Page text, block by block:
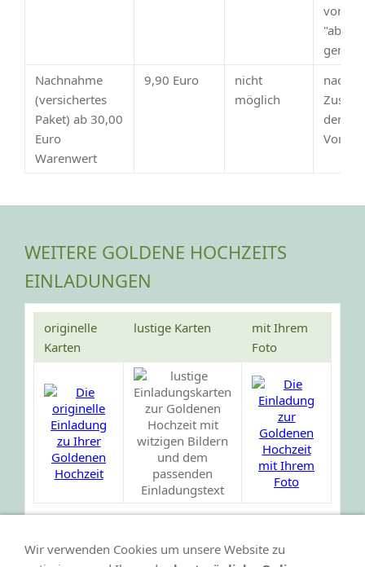
von
Nachnahme
(versichertes
Paket) ab 30,00
Euro
Warenwert
9,90 Euro
nicht
möglich
nach
dem
WEITERE GOLDENE HOCHZEITS
EINLADUNGEN
originelle
Karten
lustige Karten
mit Ihrem
Foto
Wir verwenden Cookies um unsere Website zu